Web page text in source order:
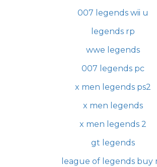
007 legends wii u
legends rp
wwe legends
007 legends pc
x men legends ps2
x men legends
x men legends 2
gt legends
league of legends buy